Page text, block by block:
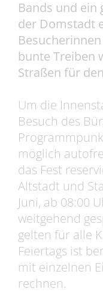
Bands und
der Domstadt
bunte Treiben
Straßen für
Um die
Besuch des
möglich
das Fest
Altstadt und
Juni, ab 08:00
weitgehend
gelten für alle
Feiertags ist
mit einzelnen
rechnen.